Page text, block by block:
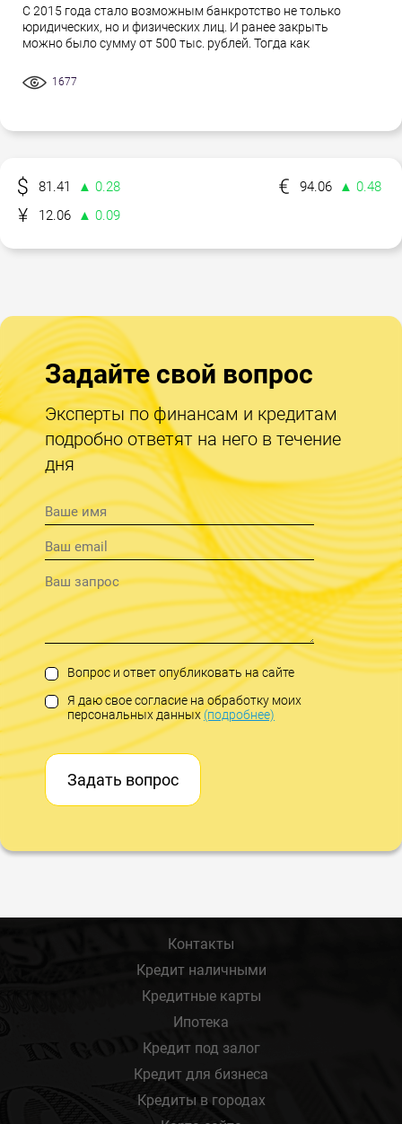
С 2015 года стало возможным банкротство не только
юридических, но и физических лиц. И ранее закрыть
можно было сумму от 500 тыс. рублей. Тогда как
1677
81.41 ▲ 0.28 94.06
▲ 0.48
12.06
▲ 0.09
Задайте свой вопрос
Эксперты по финансам и кредитам
подробно ответят на него в течение
дня
Вопрос и ответ опубликовать на сайте
Я даю свое согласие на обработку моих
персональных данных(подробнее)
Задать вопрос
Контакты
Кредит наличными
Кредитные карты
Ипотека
Кредит под залог
Кредит для бизнеса
Кредиты в городах